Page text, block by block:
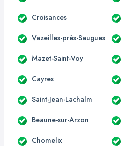
Croisances
Vazeilles-près-Saugues
Mazet-Saint-Voy
Cayres
Saint-Jean-Lachalm
Beaune-sur-Arzon
Chomelix